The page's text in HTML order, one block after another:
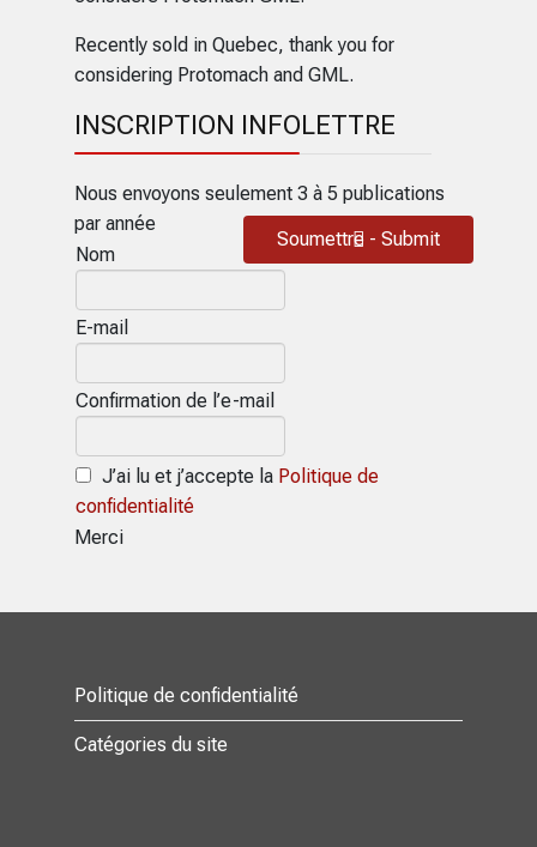
Recently sold in Quebec, thank you for
considering Protomach and GML.
INSCRIPTION INFOLETTRE
Nous envoyons seulement 3 à 5 publications
par année
Nom
E-mail
Confirmation de l’e-mail
J’ai lu et j’accepte la Politique de
confidentialité
Soumettre - Submit
Merci
Politique de confidentialité
Catégories du site